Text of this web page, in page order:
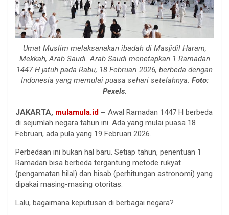
Umat Muslim melaksanakan ibadah di Masjidil Haram,
Mekkah, Arab Saudi. Arab Saudi menetapkan 1 Ramadan
1447 H jatuh pada Rabu, 18 Februari 2026, berbeda dengan
Indonesia yang memulai puasa sehari setelahnya. Foto:
Pexels.
JAKARTA, mulamula.id – Awal Ramadan 1447 H berbeda
di sejumlah negara tahun ini. Ada yang mulai puasa 18
Februari, ada pula yang 19 Februari 2026.
Perbedaan ini bukan hal baru. Setiap tahun, penentuan 1
Ramadan bisa berbeda tergantung metode rukyat
(pengamatan hilal) dan hisab (perhitungan astronomi) yang
dipakai masing-masing otoritas.
Lalu, bagaimana keputusan di berbagai negara?